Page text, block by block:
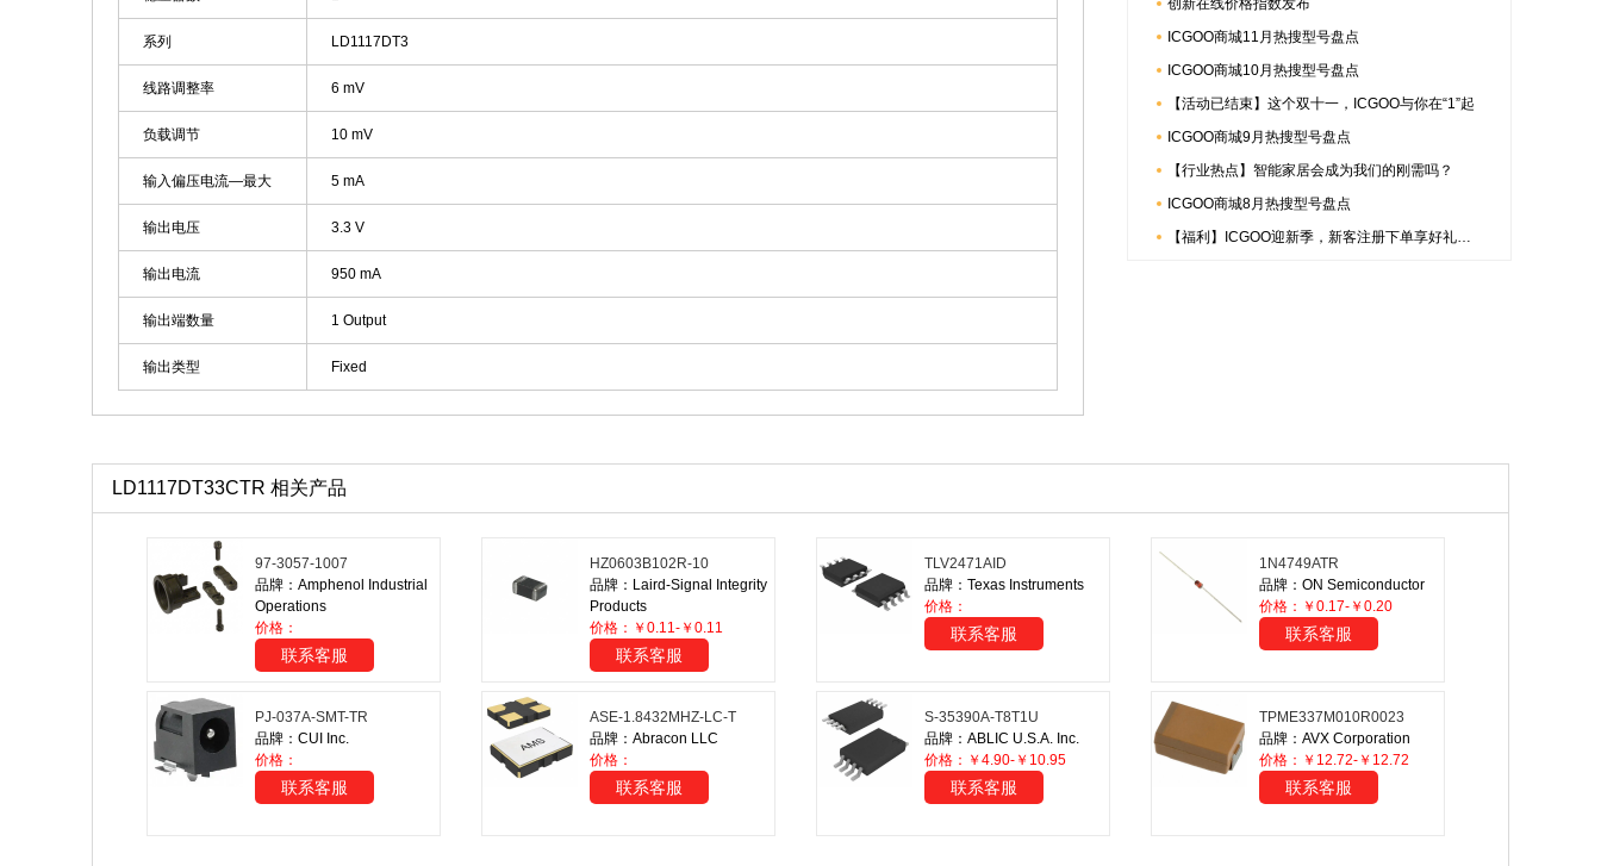
系列 LD1117DT3
线路调整率 6 mV
负载调节 10 mV
输入偏压电流—最大 5 mA
输出电压 3.3 V
输出电流 950 mA
输出端数量 1 Output
输出类型 Fixed
创新在线价格指数发布
ICGOO商城11月热搜型号盘点
ICGOO商城10月热搜型号盘点
【活动已结束】这个双十一，ICGOO与你在“1”起
ICGOO商城9月热搜型号盘点
【行业热点】智能家居会成为我们的刚需吗？
ICGOO商城8月热搜型号盘点
【福利】ICGOO迎新季，新客注册下单享好礼，更有倍捷连接器多重惊喜哟~
LD1117DT33CTR 相关产品
97-3057-1007
品牌：Amphenol Industrial
Operations
价格：
联系客服
HZ0603B102R-10
品牌：Laird-Signal Integrity
Products
价格：￥0.11-￥0.11
联系客服
TLV2471AID
品牌：Texas Instruments
价格：
联系客服
1N4749ATR
品牌：ON Semiconductor
价格：￥0.17-￥0.20
联系客服
PJ-037A-SMT-TR
品牌：CUI Inc.
价格：
联系客服
ASE-1.8432MHZ-LC-T
品牌：Abracon LLC
价格：
联系客服
S-35390A-T8T1U
品牌：ABLIC U.S.A. Inc.
价格：￥4.90-￥10.95
联系客服
TPME337M010R0023
品牌：AVX Corporation
价格：￥12.72-￥12.72
联系客服